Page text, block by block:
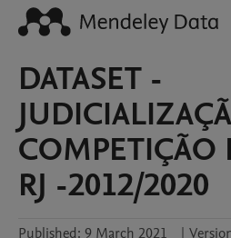
DATASET -
COMPETIÇÃO
RJ -2012/2020
Published: 9 March 2021 |